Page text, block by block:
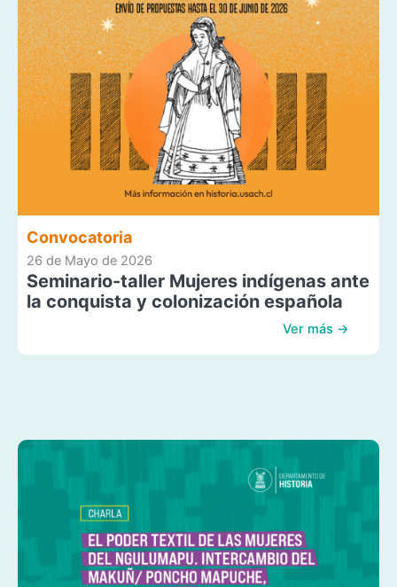
Convocatoria
26 de Mayo de 2026
Seminario-taller Mujeres indígenas ante
la conquista y colonización española
Ver más →